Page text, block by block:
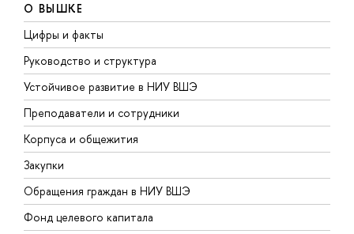
О ВЫШКЕ
Цифры и факты
Руководство и структура
Устойчивое развитие в НИУ ВШЭ
Преподаватели и сотрудники
Корпуса и общежития
Закупки
Обращения граждан в НИУ ВШЭ
Фонд целевого капитала